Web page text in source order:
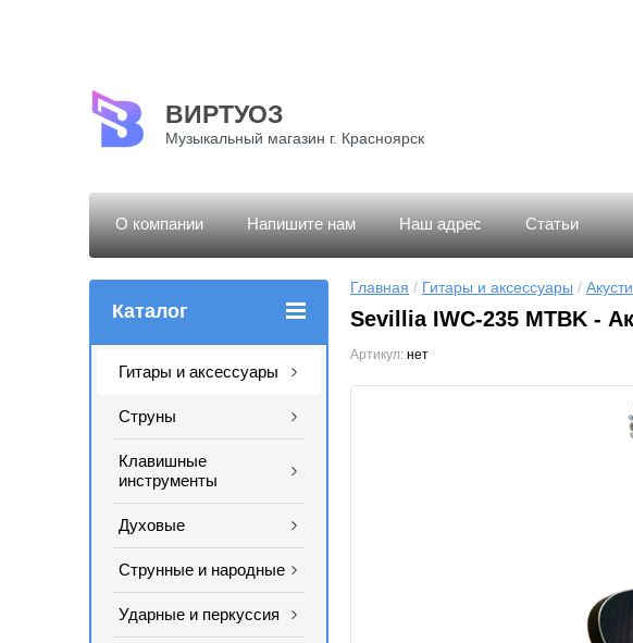
ВИРТУОЗ
Музыкальный магазин г. Красноярск
О компании Напишите нам Наш адрес Статьи
Главная / Гитары и аксессуары /
Sevillia IWC-235 MTBK -
Артикул: нет
Каталог
Гитары и аксессуары
Струны
Клавишные
инструменты
Духовые
Струнные и народные
Ударные и перкуссия